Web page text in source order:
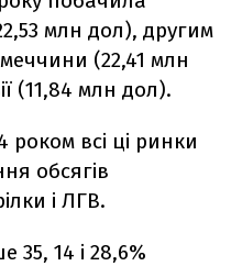
млн дол), другим
(22,41 млн
(11,84 млн дол).
роком всі ці ринки
обсягів
і ЛГВ.
35, 14 і 28,6%